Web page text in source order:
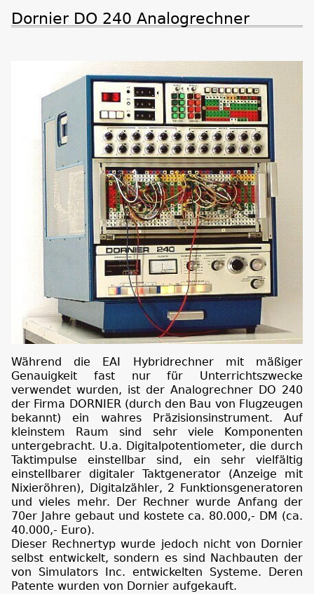
Dornier DO 240 Analogrechner
Während die EAI Hybridrechner mit mäßiger
Genauigkeit fast nur für Unterrichtszwecke
verwendet wurden, ist der Analogrechner DO 240
der Firma DORNIER (durch den Bau von Flugzeugen
bekannt) ein wahres Präzisionsinstrument. Auf
kleinstem Raum sind sehr viele Komponenten
untergebracht. U.a. Digitalpotentiometer, die durch
Taktimpulse einstellbar sind, ein sehr vielfältig
einstellbarer digitaler Taktgenerator (Anzeige mit
Nixieröhren), Digitalzähler, 2 Funktionsgeneratoren
und vieles mehr. Der Rechner wurde Anfang der
70er Jahre gebaut und kostete ca. 80.000,- DM (ca.
40.000,- Euro).
Dieser Rechnertyp wurde jedoch nicht von Dornier
selbst entwickelt, sondern es sind Nachbauten der
von Simulators Inc. entwickelten Systeme. Deren
Patente wurden von Dornier aufgekauft.